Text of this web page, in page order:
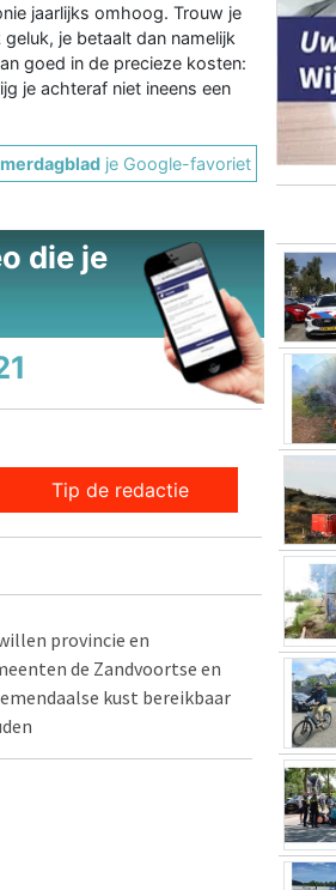
jaarlijks omhoog. Trouw je
je betaalt dan namelijk
goed in de precieze kosten:
je achteraf niet ineens een
je Google-favoriet
die je
Tip de redactie
provincie en
de Zandvoortse en
kust bereikbaar